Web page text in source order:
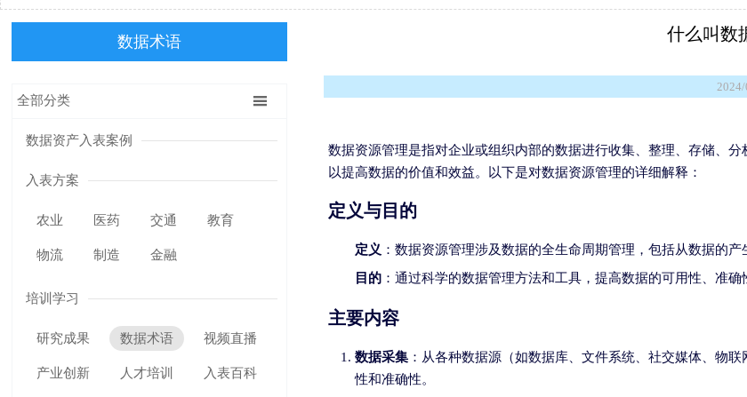
数据术语
全部分类 
数据资产入表案例
入表方案
农业 医药 交通 教育
物流 制造 金融
培训学习
研究成果 数据术语 视频直播
产业创新 人才培训 入表百科
什么叫数
数据资源管理是指对企业或组织内部的数据进行收集、整理、存储、
以提高数据的价值和效益。以下是对数据资源管理的详细解释：
定义与目的
定义 ：数据资源管理涉及数据的全生命周期管理，包括从数据的
目的 ：通过科学的数据管理方法和工具，提高数据的可用性、准
主要内容
数据采集 ：从各种数据源（如数据库、文件系统、社交媒体、物
性和准确性。